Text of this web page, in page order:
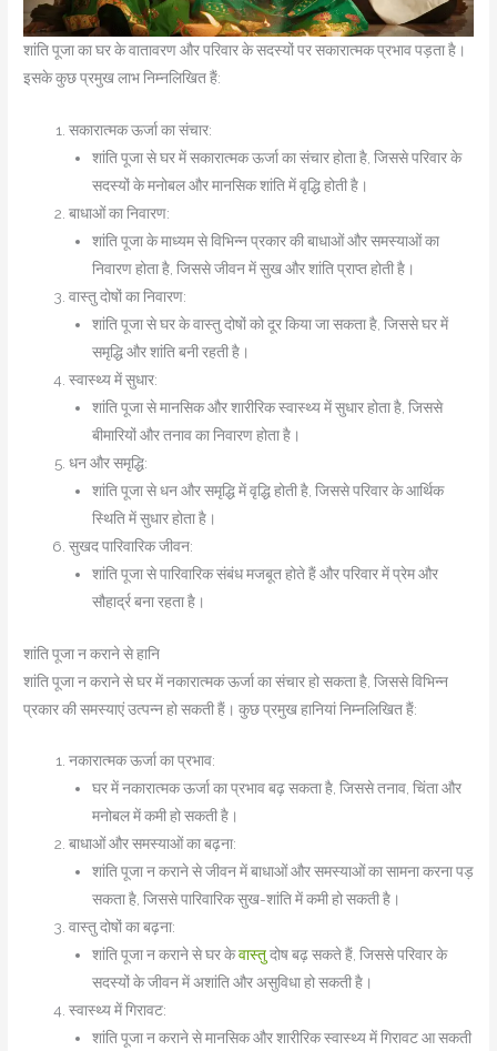
शांति पूजा का घर के वातावरण और परिवार के सदस्यों पर सकारात्मक प्रभाव पड़ता है।
इसके कुछ प्रमुख लाभ निम्नलिखित हैं:
सकारात्मक ऊर्जा का संचार:
शांति पूजा से घर में सकारात्मक ऊर्जा का संचार होता है, जिससे परिवार के
सदस्यों के मनोबल और मानसिक शांति में वृद्धि होती है।
बाधाओं का निवारण:
शांति पूजा के माध्यम से विभिन्न प्रकार की बाधाओं और समस्याओं का
निवारण होता है, जिससे जीवन में सुख और शांति प्राप्त होती है।
वास्तु दोषों का निवारण:
शांति पूजा से घर के वास्तु दोषों को दूर किया जा सकता है, जिससे घर में
समृद्धि और शांति बनी रहती है।
स्वास्थ्य में सुधार:
शांति पूजा से मानसिक और शारीरिक स्वास्थ्य में सुधार होता है, जिससे
बीमारियों और तनाव का निवारण होता है।
धन और समृद्धि:
शांति पूजा से धन और समृद्धि में वृद्धि होती है, जिससे परिवार के आर्थिक
स्थिति में सुधार होता है।
सुखद पारिवारिक जीवन:
शांति पूजा से पारिवारिक संबंध मजबूत होते हैं और परिवार में प्रेम और
सौहार्द्र बना रहता है।
शांति पूजा न कराने से हानि
शांति पूजा न कराने से घर में नकारात्मक ऊर्जा का संचार हो सकता है, जिससे विभिन्न
प्रकार की समस्याएं उत्पन्न हो सकती हैं। कुछ प्रमुख हानियां निम्नलिखित हैं:
नकारात्मक ऊर्जा का प्रभाव:
घर में नकारात्मक ऊर्जा का प्रभाव बढ़ सकता है, जिससे तनाव, चिंता और
मनोबल में कमी हो सकती है।
बाधाओं और समस्याओं का बढ़ना:
शांति पूजा न कराने से जीवन में बाधाओं और समस्याओं का सामना करना पड़
सकता है, जिससे पारिवारिक सुख-शांति में कमी हो सकती है।
वास्तु दोषों का बढ़ना:
शांति पूजा न कराने से घर केवास्तुदोष बढ़ सकते हैं, जिससे परिवार के
सदस्यों के जीवन में अशांति और असुविधा हो सकती है।
स्वास्थ्य में गिरावट:
शांति पूजा न कराने से मानसिक और शारीरिक स्वास्थ्य में गिरावट आ सकती